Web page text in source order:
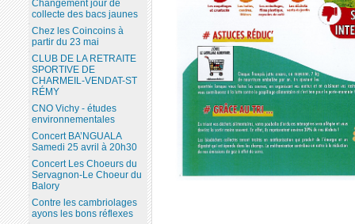
Changement jour de
collecte des bacs jaunes
Chez les Coincoins à
partir du 23 mai
CLUB DE LA RETRAITE
SPORTIVE DE
CHARMEIL-VENDAT-ST
RÉMY
CNO Vichy - études
environnementales
Concert BA’NGUALA
Samedi 25 avril à 20h30
Concert Les Choeurs du
Servagnon-Le Choeur du
Balory
Contre les cambriolages
ayons les bons réflexes